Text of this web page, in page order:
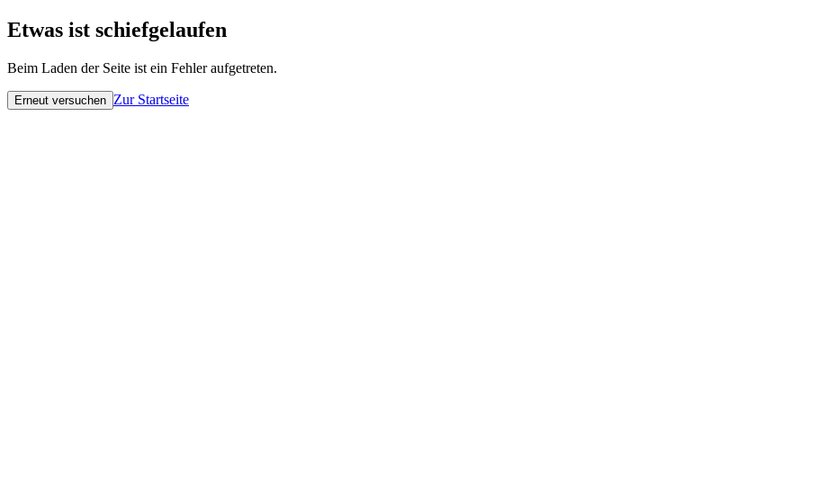
Etwas ist schiefgelaufen
Beim Laden der Seite ist ein Fehler aufgetreten.
Erneut versuchen Zur Startseite